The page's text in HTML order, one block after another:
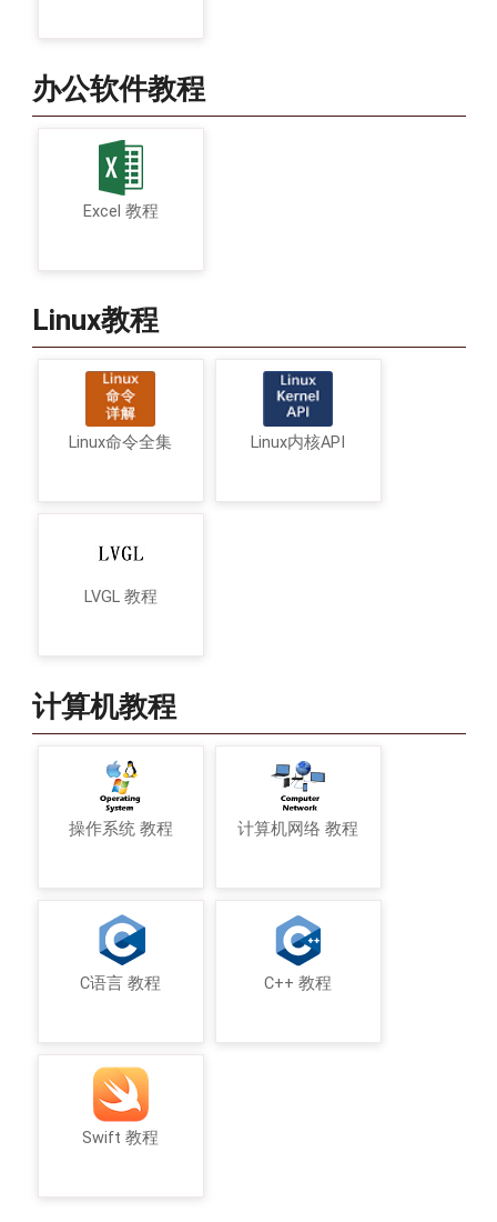
办公软件教程
Excel 教程
Linux教程
Linux命令全集 Linux内核API
LVGL 教程
计算机教程
操作系统 教程 计算机网络 教程
C语言 教程 C++ 教程
Swift 教程